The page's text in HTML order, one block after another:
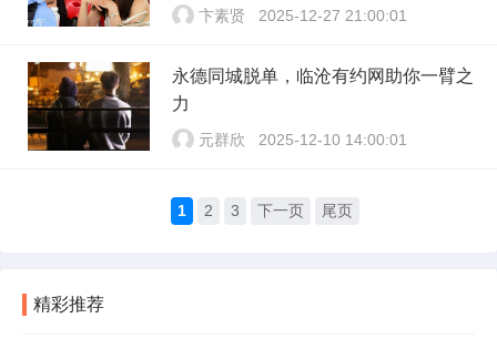
卞素贤 2025-12-27 21:00:01
永德同城脱单，临沧有约网助你一臂之
力
元群欣 2025-12-10 14:00:01
1 2 3 下一页 尾页
精彩推荐